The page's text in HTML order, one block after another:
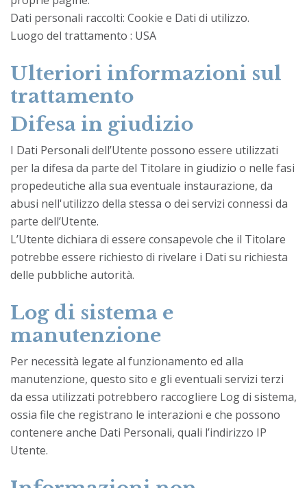
Dati personali raccolti: Cookie e Dati di utilizzo.
Luogo del trattamento : USA
Ulteriori informazioni sul
trattamento
Difesa in giudizio
I Dati Personali dell’Utente possono essere utilizzati
per la difesa da parte del Titolare in giudizio o nelle fasi
propedeutiche alla sua eventuale instaurazione, da
abusi nell'utilizzo della stessa o dei servizi connessi da
parte dell’Utente.
L’Utente dichiara di essere consapevole che il Titolare
potrebbe essere richiesto di rivelare i Dati su richiesta
delle pubbliche autorità.
Log di sistema e
manutenzione
Per necessità legate al funzionamento ed alla
manutenzione, questo sito e gli eventuali servizi terzi
da essa utilizzati potrebbero raccogliere Log di sistema,
ossia file che registrano le interazioni e che possono
contenere anche Dati Personali, quali l’indirizzo IP
Utente.